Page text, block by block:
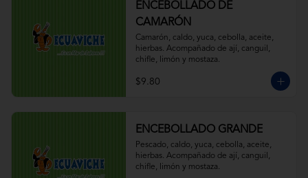
ENCEBOLLADO DE
CAMARÓN
Camarón, caldo, yuca, cebolla, aceite,
hierbas. Acompañado de ají, canguil,
chifle, limón y mostaza.
$9.80
ENCEBOLLADO GRANDE
Pescado, caldo, yuca, cebolla, aceite,
hierbas. Acompañado de ají, canguil,
chifle, limón y mostaza.